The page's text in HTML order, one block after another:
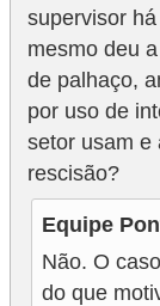
supervisor
mesmo deu
de palhaço,
por uso de
setor usam e
rescisão?
Equipe
Não. O
do que